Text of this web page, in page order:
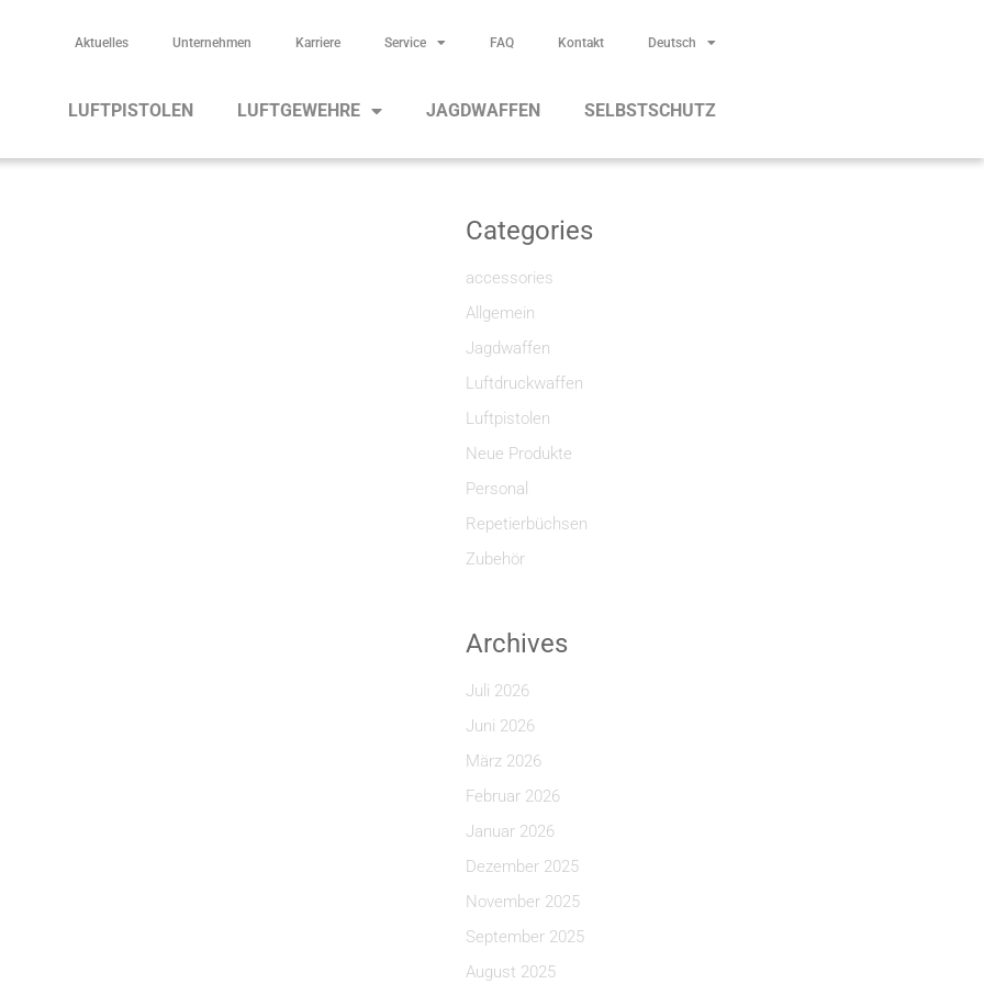
Aktuelles Unternehmen Karriere Service FAQ Kontakt Deutsch
LUFTPISTOLEN LUFTGEWEHRE JAGDWAFFEN SELBSTSCHUTZ
Categories
accessories
Allgemein
Jagdwaffen
Luftdruckwaffen
Luftpistolen
Neue Produkte
Personal
Repetierbüchsen
Zubehör
Archives
Juli 2026
Juni 2026
März 2026
Februar 2026
Januar 2026
Dezember 2025
November 2025
September 2025
August 2025